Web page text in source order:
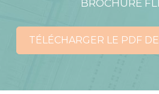
BROCHURE
TÉLÉCHARGER LE PDF